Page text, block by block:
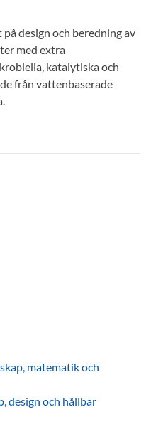
design och beredning av
med extra
katalytiska och
från vattenbaserade
matematik och
design och hållbar